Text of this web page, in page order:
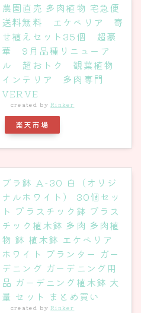
農園直売 多肉植物 宅急便
送料無料 エケベリア 寄
せ植えセット35個 超豪
華 9月品種リニューア
ル 超おトク 観葉植物
インテリア 多肉専門
VERVE
created byRinker
楽天市場
プラ鉢 A-30 白（オリジ
ナルホワイト） 30個セッ
ト プラスチック鉢 プラス
チック植木鉢 多肉 多肉植
物 鉢 植木鉢 エケベリア
ホワイト プランター ガー
デニング ガーデニング用
品 ガーデニング植木鉢 大
量 セット まとめ買い
created byRinker